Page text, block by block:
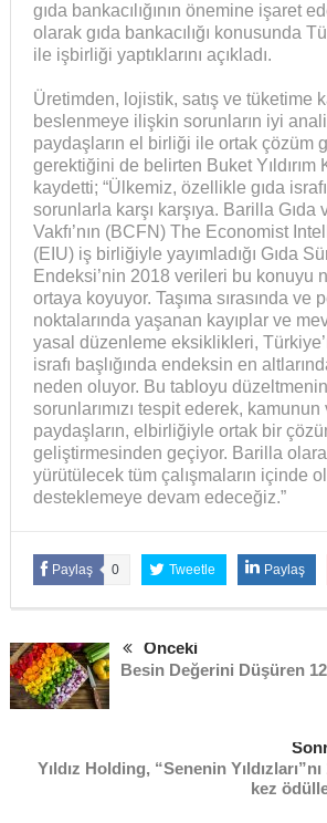
gıda bankacılığının önemine işaret
olarak gıda bankacılığı konusunda
ile işbirliği yaptıklarını açıkladı.
Üretimden, lojistik, satış ve tüketime
beslenmeye ilişkin sorunların iyi
paydaşların el birliği ile ortak çözüm
gerektiğini de belirten Buket Yıldırım
kaydetti; “Ülkemiz, özellikle gıda
sorunlarla karşı karşıya. Barilla Gıda
Vakfı’nın (BCFN) The Economist
(EIU) iş birliğiyle yayımladığı Gıda
Endeksi’nin 2018 verileri bu konuyu
ortaya koyuyor. Taşıma sırasında ve
noktalarında yaşanan kayıplar ve
yasal düzenleme eksiklikleri,
israfı başlığında endeksin en
neden oluyor. Bu tabloyu
sorunlarımızı tespit ederek, kamunun
paydaşların, elbirliğiyle ortak bir
geliştirmesinden geçiyor. Barilla
yürütülecek tüm çalışmaların içinde
desteklemeye devam edeceğiz.”
Paylaş 0 Tweetle Paylaş
Önceki
Besin Değerini Düşüren 12
Yıldız Holding, “Senenin Yıldızları”nı
kez